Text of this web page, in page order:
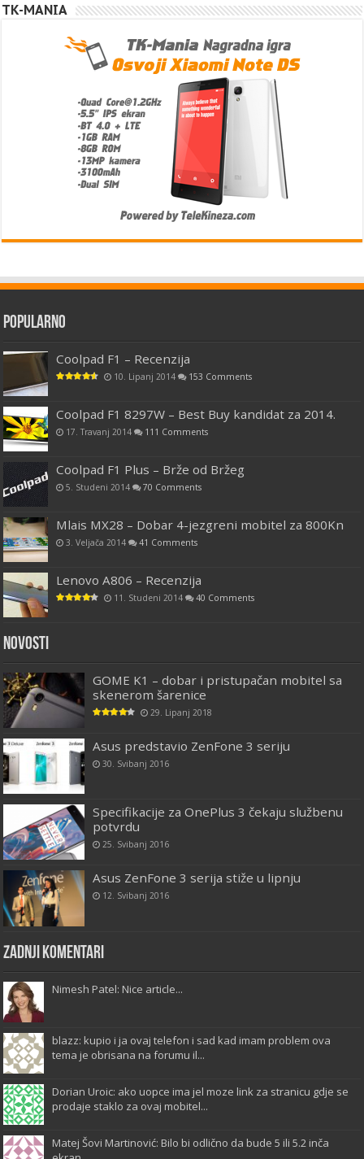
TK-MANIA
Popularno
Coolpad F1 – Recenzija
10. Lipanj 2014 153 Comments
Coolpad F1 8297W – Best Buy kandidat za 2014.
17. Travanj 2014 111 Comments
Coolpad F1 Plus – Brže od Bržeg
5. Studeni 2014 70 Comments
Mlais MX28 – Dobar 4-jezgreni mobitel za 800Kn
3. Veljača 2014 41 Comments
Lenovo A806 – Recenzija
11. Studeni 2014 40 Comments
Novosti
GOME K1 – dobar i pristupačan mobitel sa
skenerom šarenice
29. Lipanj 2018
Asus predstavio ZenFone 3 seriju
30. Svibanj 2016
Specifikacije za OnePlus 3 čekaju službenu
potvrdu
25. Svibanj 2016
Asus ZenFone 3 serija stiže u lipnju
12. Svibanj 2016
Zadnji komentari
Nimesh Patel: Nice article...
blazz: kupio i ja ovaj telefon i sad kad imam problem ova
tema je obrisana na forumu il...
Dorian Uroic: ako uopce ima jel moze link za stranicu gdje se
prodaje staklo za ovaj mobitel...
Matej Šovi Martinović: Bilo bi odlično da bude 5 ili 5.2 inča